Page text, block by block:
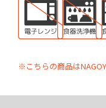
※こちらの商品は